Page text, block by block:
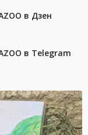
в Дзен
в Telegram